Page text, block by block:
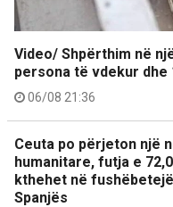
Video/ Shpërthim në
persona të vdekur dhe
06/08 21:36
Ceuta po përjeton një
humanitare, futja e
kthehet në
Spanjës